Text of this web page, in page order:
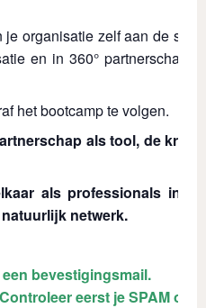
organisatie zelf aan de
en in 360° partnerschap
het bootcamp te volgen.
als tool, de
als professionals in
netwerk.
bevestigingsmail.
eerst je SPAM of